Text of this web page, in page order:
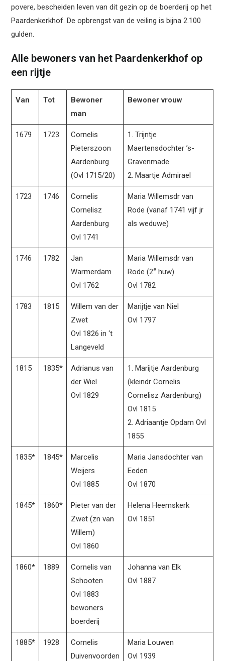
povere, bescheiden leven van dit gezin op de boerderij op het
Paardenkerkhof. De opbrengst van de veiling is bijna 2.100
gulden.
Alle bewoners van het Paardenkerkhof op
een rijtje
Van Tot
Bewoner
man
Bewoner vrouw
1679 1723
Cornelis
Pieterszoon
Aardenburg
(Ovl 1715/20)
1. Trijntje
Maertensdochter ’s-
Gravenmade
2. Maartje Admirael
1723 1746
Cornelis
Cornelisz
Aardenburg
Ovl 1741
Maria Willemsdr van
Rode (vanaf 1741 vijf jr
als weduwe)
1746 1782
Jan
Warmerdam
Ovl 1762
Maria Willemsdr van
Rode (2ehuw)
Ovl 1782
1783 1815
Willem van der
Zwet
Ovl 1826 in ‘t
Langeveld
Marijtje van Niel
Ovl 1797
1815 1835*
Adrianus van
der Wiel
Ovl 1829
1. Marijtje Aardenburg
(kleindr Cornelis
Cornelisz Aardenburg)
Ovl 1815
2. Adriaantje Opdam Ovl
1855
1835* 1845*
Marcelis
Weijers
Ovl 1885
Maria Jansdochter van
Eeden
Ovl 1870
1845* 1860*
Pieter van der
Zwet (zn van
Willem)
Ovl 1860
Helena Heemskerk
Ovl 1851
1860* 1889
Cornelis van
Schooten
Ovl 1883
bewoners
boerderij
Johanna van Elk
Ovl 1887
1885* 1928
Cornelis
Duivenvoorden
Maria Louwen
Ovl 1939